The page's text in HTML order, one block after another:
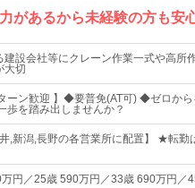
があるから未経験の方も安
建設会社等にクレーン作業一式や高所
大切
ーン歓迎 】◆要普免(AT可) ◆ゼロか
歩を踏み出しませんか？
井,新潟,長野の各営業所に配置】 ★転
万円／25歳 590万円／33歳 690万円